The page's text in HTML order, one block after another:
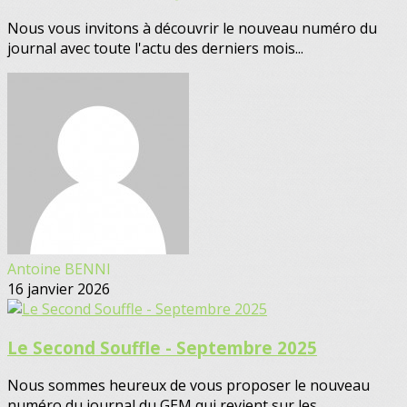
Nous vous invitons à découvrir le nouveau numéro du
journal avec toute l'actu des derniers mois...
Antoine BENNI
16 janvier 2026
Le Second Souffle - Septembre 2025
Nous sommes heureux de vous proposer le nouveau